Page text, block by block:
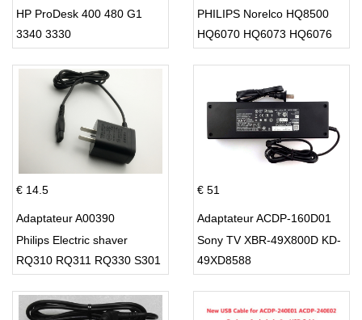
HP ProDesk 400 480 G1
3340 3330
PHILIPS Norelco HQ8500
HQ6070 HQ6073 HQ6076
€ 14.5
Adaptateur A00390
Philips Electric shaver
RQ310 RQ311 RQ330 S301
€ 51
Adaptateur ACDP-160D01
Sony TV XBR-49X800D KD-
49XD8588